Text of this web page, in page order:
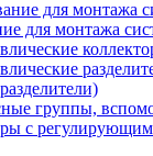
для монтажа
группы,